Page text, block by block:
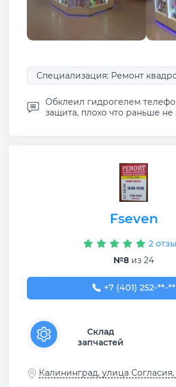
Специализация: Ремонт
Обклеил гидрогелем
защита, плохо что раньше не
Fseven
2
№8 из 24
+7 (401) 252-46-86
+7 (401) 252-**-**
Склад
запчастей
Калининград, улица Согласия,